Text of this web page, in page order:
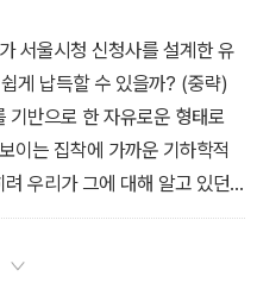
현실의 사이에서 고뇌하는 건축
대상이라 말한다.
제약이 있다는 점에서 순수 예
구 또한 짊어지고 있다는 점에
란히 도면과 건물에 남는다. 따
방점이 있다고 봐야 한다.
서울시청 신청사를 설계한 유
게 납득할 수 있을까? (중략)
기반으로 한 자유로운 형태로
이는 집착에 가까운 기하학적
우리가 그에 대해 알고 있던
것처럼 보인다.